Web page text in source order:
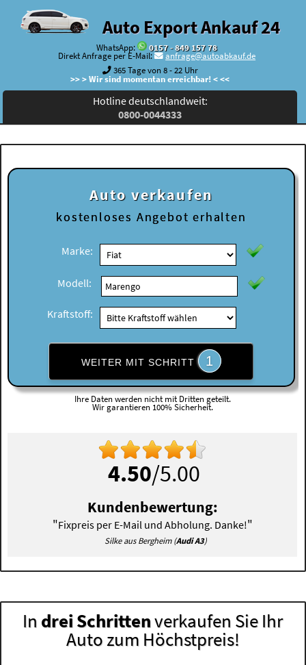
Auto Export Ankauf 24
WhatsApp:
0157 - 849 157 78
Direkt Anfrage per E-Mail:
anfrage@autoabkauf.de
365 Tage von 8 - 22 Uhr
>> > Wir sind momentan erreichbar! < <<
Hotline deutschlandweit:
0800-0044333
Auto verkaufen
kostenloses Angebot erhalten
Marke:
Modell:
Kraftstoff:
WEITER MIT SCHRITT 1
Ihre Daten werden nicht mit Dritten geteilt.
Wir garantieren 100% Sicherheit.
4.50/5.00
Kundenbewertung:
"Fixpreis per E-Mail und Abholung. Danke!"
Silke aus Bergheim (Audi A3)
In drei Schrittenverkaufen Sie Ihr
Auto zum Höchstpreis!